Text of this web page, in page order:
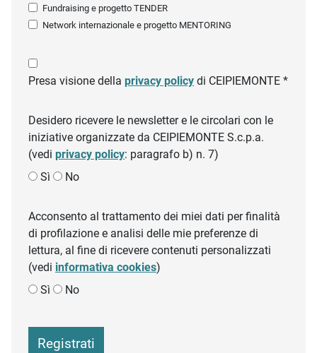
Fundraising e progetto TENDER
Network internazionale e progetto MENTORING
Presa visione della privacy policy di CEIPIEMONTE *
Desidero ricevere le newsletter e le circolari con le
iniziative organizzate da CEIPIEMONTE S.c.p.a.
(vedi privacy policy: paragrafo b) n. 7)
Sì
No
Acconsento al trattamento dei miei dati per finalità
di profilazione e analisi delle mie preferenze di
lettura, al fine di ricevere contenuti personalizzati
(vedi informativa cookies)
Sì
No
Registrati